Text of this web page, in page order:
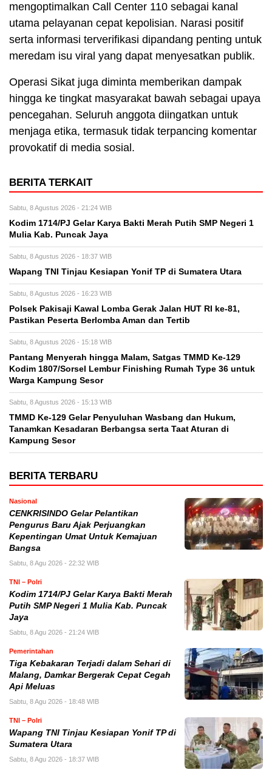
mengoptimalkan Call Center 110 sebagai kanal
utama pelayanan cepat kepolisian. Narasi positif
serta informasi terverifikasi dipandang penting untuk
meredam isu viral yang dapat menyesatkan publik.
Operasi Sikat juga diminta memberikan dampak
hingga ke tingkat masyarakat bawah sebagai upaya
pencegahan. Seluruh anggota diingatkan untuk
menjaga etika, termasuk tidak terpancing komentar
provokatif di media sosial.
BERITA TERKAIT
Sabtu, 8 Agustus 2026 - 21:24 WIB
Kodim 1714/PJ Gelar Karya Bakti Merah Putih SMP Negeri 1
Mulia Kab. Puncak Jaya
Sabtu, 8 Agustus 2026 - 18:37 WIB
Wapang TNI Tinjau Kesiapan Yonif TP di Sumatera Utara
Sabtu, 8 Agustus 2026 - 16:23 WIB
Polsek Pakisaji Kawal Lomba Gerak Jalan HUT RI ke-81,
Pastikan Peserta Berlomba Aman dan Tertib
Sabtu, 8 Agustus 2026 - 15:18 WIB
Pantang Menyerah hingga Malam, Satgas TMMD Ke-129
Kodim 1807/Sorsel Lembur Finishing Rumah Type 36 untuk
Warga Kampung Sesor
Sabtu, 8 Agustus 2026 - 15:13 WIB
TMMD Ke-129 Gelar Penyuluhan Wasbang dan Hukum,
Tanamkan Kesadaran Berbangsa serta Taat Aturan di
Kampung Sesor
BERITA TERBARU
Nasional
CENKRISINDO Gelar Pelantikan
Pengurus Baru Ajak Perjuangkan
Kepentingan Umat Untuk Kemajuan
Bangsa
Sabtu, 8 Agu 2026 - 22:32 WIB
TNI – Polri
Kodim 1714/PJ Gelar Karya Bakti Merah
Putih SMP Negeri 1 Mulia Kab. Puncak
Jaya
Sabtu, 8 Agu 2026 - 21:24 WIB
Pemerintahan
Tiga Kebakaran Terjadi dalam Sehari di
Malang, Damkar Bergerak Cepat Cegah
Api Meluas
Sabtu, 8 Agu 2026 - 18:48 WIB
TNI – Polri
Wapang TNI Tinjau Kesiapan Yonif TP di
Sumatera Utara
Sabtu, 8 Agu 2026 - 18:37 WIB